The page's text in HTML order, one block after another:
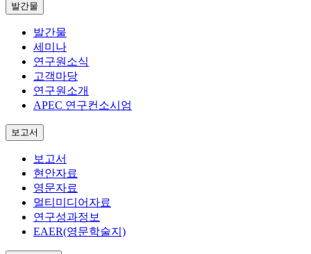
발간물
발간물
세미나
연구원소식
고객마당
연구원소개
APEC 연구컨소시엄
보고서
보고서
현안자료
영문자료
멀티미디어자료
연구성과정보
EAER(영문학술지)